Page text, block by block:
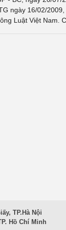
ngày 16/02/
Luật Việt Nam.
TP.Hà Nội
Hồ Chí Minh